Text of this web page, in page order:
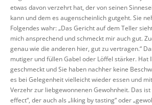
etwas davon verzehrt hat, der von seinen
kann und dem es augenscheinlich gutgeht. Sie
Folgendes wahr: „Das Gericht auf dem Teller
mich ansprechend und schmeckt mir auch gut.
genau wie die anderen hier, gut zu vertragen.“
mutiger und füllen Gabel oder Löffel stärker. Hat
geschmeckt und Sie haben nachher keine
es bei Gelegenheit vielleicht wieder essen und
Verzehr zur liebgewonnenen Gewohnheit. Das
effect“, der auch als „liking by tasting“ oder